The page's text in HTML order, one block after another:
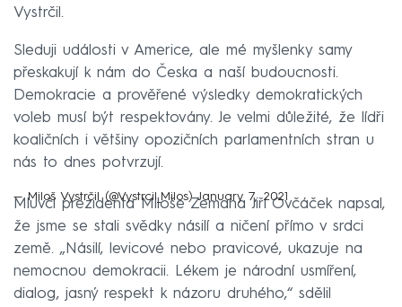
Vystrčil.
Sleduji události v Americe, ale mé myšlenky samy
přeskakují k nám do Česka a naší budoucnosti.
Demokracie a prověřené výsledky demokratických
voleb musí být respektovány. Je velmi důležité, že lídři
koaličních i většiny opozičních parlamentních stran u
nás to dnes potvrzují.
— Miloš Vystrčil (@Vystrcil_Milos)January 7, 2021
Mluvčí prezidenta Miloše Zemana Jiří Ovčáček napsal,
že jsme se stali svědky násilí a ničení přímo v srdci
země. „Násilí, levicové nebo pravicové, ukazuje na
nemocnou demokracii. Lékem je národní usmíření,
dialog, jasný respekt k názoru druhého,“ sdělil